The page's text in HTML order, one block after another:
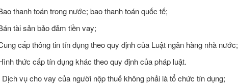
thanh toán trong nước; bao thanh toán quốc tế;
tài sản bảo đảm tiền vay;
cấp thông tin tín dụng theo quy định của Luật ngân hàng nhà nước;
thức cấp tín dụng khác theo quy định của pháp luật.
Dịch vụ cho vay của người nộp thuế không phải là tổ chức tín dụng;